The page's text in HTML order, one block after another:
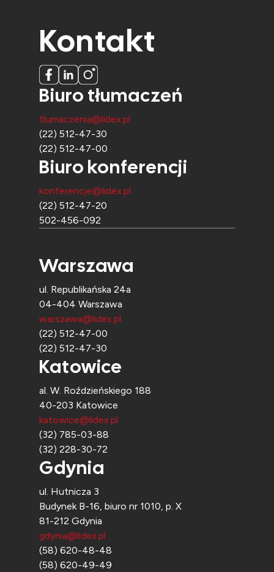
Kontakt
Biuro tłumaczeń
tlumaczenia@lidex.pl
(22) 512-47-30
(22) 512-47-00
Biuro konferencji
konferencje@lidex.pl
(22) 512-47-20
502-456-092
Warszawa
ul. Republikańska 24a
04-404 Warszawa
warszawa@lidex.pl
(22) 512-47-00
(22) 512-47-30
Katowice
al. W. Roździeńskiego 188
40-203 Katowice
katowice@lidex.pl
(32) 785-03-88
(32) 228-30-72
Gdynia
ul. Hutnicza 3
Budynek B-16, biuro nr 1010, p. X
81-212 Gdynia
gdynia@lidex.pl
(58) 620-48-48
(58) 620-49-49